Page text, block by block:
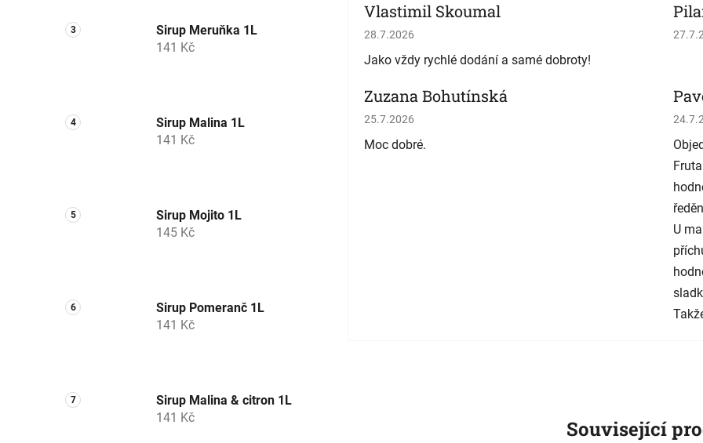
Sirup Meruňka 1L
141 Kč
Sirup Malina 1L
141 Kč
Sirup Mojito 1L
145 Kč
Sirup Pomeranč 1L
141 Kč
Sirup Malina & citron 1L
141 Kč
Vlastimil Skoumal
Hodnocení obchodu je 5 z 5 hvězdiček.
28.7.2026
Jako vždy rychlé dodání a samé dobroty!
Zuzana Bohutínská
Hodnocení obchodu je 5 z 5 hvězdiček.
25.7.2026
Moc dobré.
U
Související